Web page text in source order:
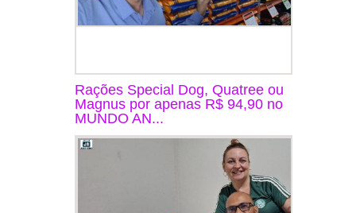
Rações Special Dog, Quatree ou
Magnus por apenas R$ 94,90 no
MUNDO AN...